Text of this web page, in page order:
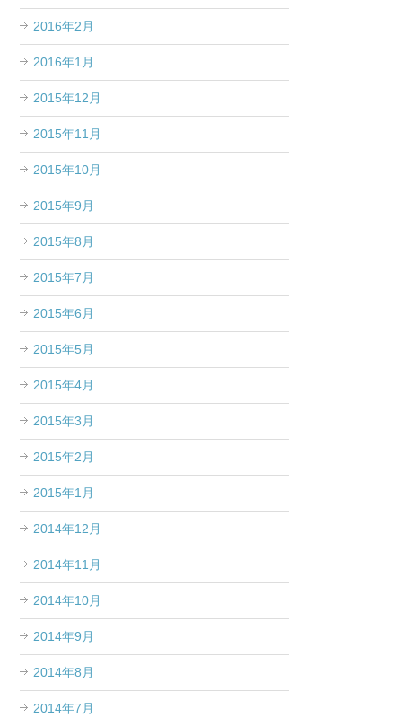
2016年2月
2016年1月
2015年12月
2015年11月
2015年10月
2015年9月
2015年8月
2015年7月
2015年6月
2015年5月
2015年4月
2015年3月
2015年2月
2015年1月
2014年12月
2014年11月
2014年10月
2014年9月
2014年8月
2014年7月